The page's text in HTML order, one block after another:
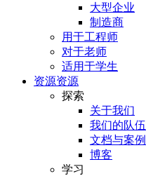
大型企业
制造商
用于工程师
对于老师
适用于学生
资源资源
探索
关于我们
我们的队伍
文档与案
博客
学习